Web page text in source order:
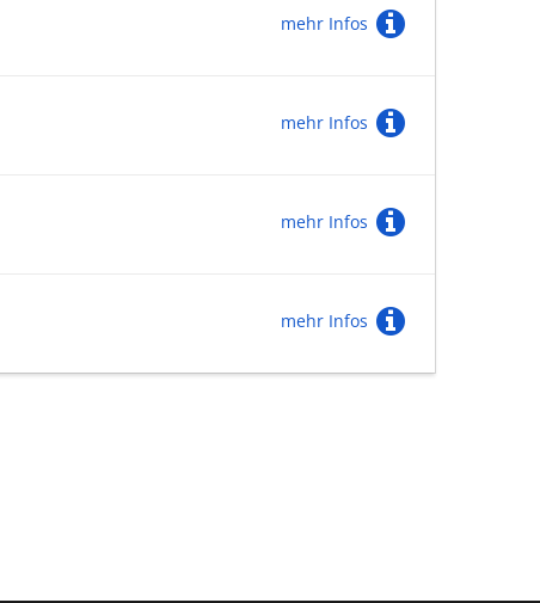
mehr Infos
mehr Infos
mehr Infos
mehr Infos